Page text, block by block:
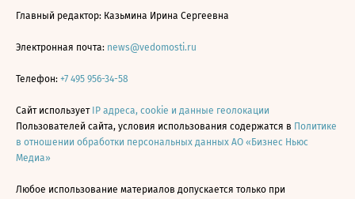
Главный редактор: Казьмина Ирина Сергеевна
Электронная почта: news@vedomosti.ru
Телефон: +7 495 956-34-58
Сайт использует IP адреса, cookie и данные геолокации
Пользователей сайта, условия использования содержатся в Политике
в отношении обработки персональных данных АО «Бизнес Ньюс
Медиа»
Любое использование материалов допускается только при